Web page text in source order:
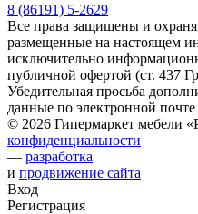
8 (86191) 5-2629
Все права защищены и
размещенные на настоящем
исключительно
публичной офертой (ст. 437
Убедительная просьба
данные по электронной
© 2026 Гипермаркет мебели
конфиденциальности
— разработка
и продвижение сайта
Вход
Регистрация